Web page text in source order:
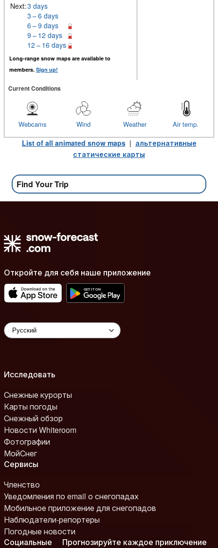
Next:3 days
3 – 6 days
6 – 9 days
9 – 12 days
12 – 16 days
Long-range snow maps are available to
members. Sign up!
Current Conditions
Air temp.
Weather
Wind
Webcams
List of all animated snow maps| альтернативные
статические карты
Find Your Trip
Откройте для себя наше приложение
Исследовать
Снежные курорты
Карты погоды
Снежный обзор
Новости Whiteroom
Фотографии
МойСнег
Сервисы
Членство
Уведомления по email о снегопадах
Мобильное приложение для снегопадов
Наблюдатели-репортеры
Погодные новости
Социальные
Прогнозируйте каждое приключение